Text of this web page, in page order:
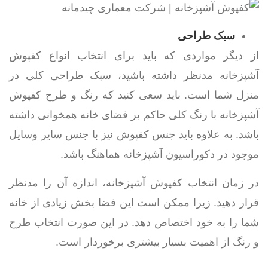
سبک طراحی
از دیگر مواردی که باید برای انتخاب انواع کفپوش
آشپزخانه مدنظر داشته باشید، سبک طراحی کلی در
منزل شما است. باید سعی کنید که رنگ و طرح کفپوش
آشپزخانه با رنگ کلی حاکم بر فضای خانه همخوانی داشته
باشد. به علاوه باید جنس کفپوش نیز با جنس سایر وسایل
موجود در دکوراسیون آشپزخانه هماهنگ باشد.
در زمان انتخاب کفپوش آشپزخانه، اندازه آن را مدنظر
قرار دهید. زیرا ممکن است این فضا بخش زیادی از خانه
شما را به خود اختصاص دهد. در این صورت انتخاب طرح
و رنگ از اهمیت بسیار بیشتری برخوردار است.